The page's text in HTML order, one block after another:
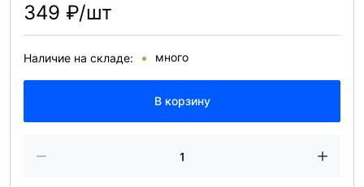
349 ₽/шт
Наличие на складе: много
В корзину